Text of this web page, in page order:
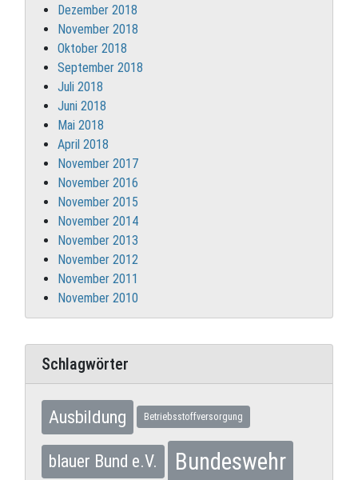
Dezember 2018
November 2018
Oktober 2018
September 2018
Juli 2018
Juni 2018
Mai 2018
April 2018
November 2017
November 2016
November 2015
November 2014
November 2013
November 2012
November 2011
November 2010
Schlagwörter
Ausbildung Betriebsstoffversorgung
blauer Bund e.V. Bundeswehr